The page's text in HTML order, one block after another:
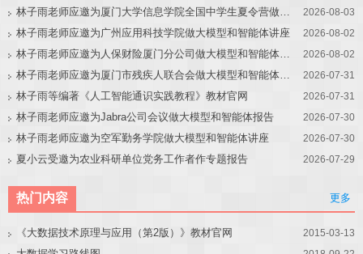
2026-08-03
林子雨老师应邀为广州应用科技学院做大模型和智能体讲座 2026-08-02
2026-08-02
2026-07-31
林子雨等编著《人工智能通识实践教程》教材官网 2026-07-31
林子雨老师应邀为Jabra公司会议做大模型和智能体报告 2026-07-30
林子雨老师应邀为空军勤务学院做大模型和智能体讲座 2026-07-30
夏小云受邀为农业科研单位党务工作者作专题报告 2026-07-29
热门内容 更多
《大数据技术原理与应用（第2版）》教材官网 2015-03-13